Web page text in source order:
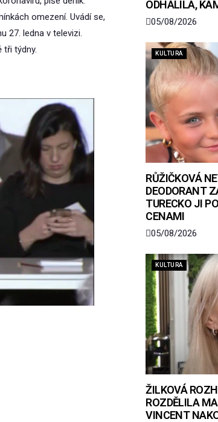
omezení. Uvádí se,
27. ledna v televizi.
tři týdny.
ODHALILA,
05/08/2026
KULTURA
RŮŽIČKOVÁ
DEODORANT
TURECKO JI
CENAMI
05/08/2026
KULTURA
ŽILKOVÁ
ROZDĚLILA
VINCENT